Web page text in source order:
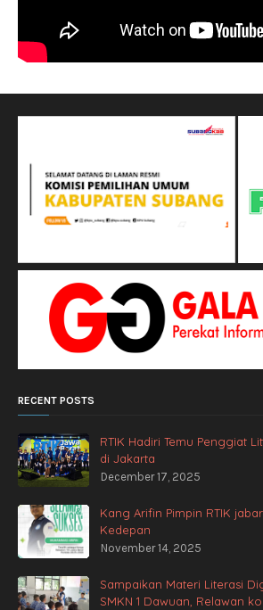
RECENT POSTS
RTIK Hadiri Temu Penggiat
di Jakarta
December 17, 2025
Kang Arifin Pimpin RTIK
Kedepan
November 14, 2025
Sampaikan Materi Literasi
SMKN 1 Dawuan, Relawan